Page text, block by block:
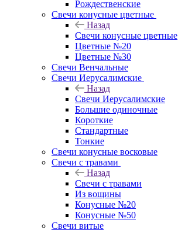
Рождественские
Свечи конусные цветные
Назад
Свечи конусные цветные
Цветные №20
Цветные №30
Свечи Венчальные
Свечи Иерусалимские
Назад
Свечи Иерусалимские
Большие одиночные
Короткие
Стандартные
Тонкие
Свечи конусные восковые
Свечи с травами
Назад
Свечи с травами
Из вощины
Конусные №20
Конусные №50
Свечи витые